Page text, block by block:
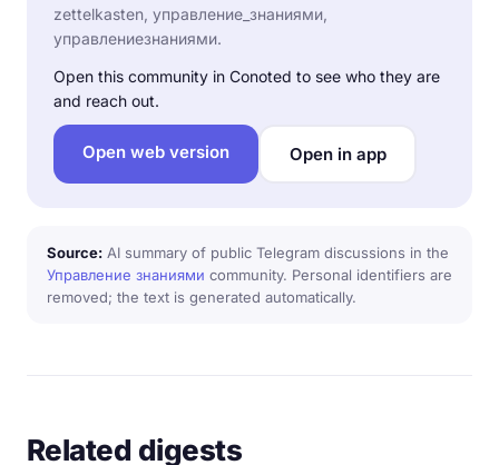
zettelkasten, управление_знаниями,
управлениезнаниями.
Open this community in Conoted to see who they are
and reach out.
Open web version Open in app
Source: AI summary of public Telegram discussions in the
Управление знаниями community. Personal identifiers are
removed; the text is generated automatically.
Related digests